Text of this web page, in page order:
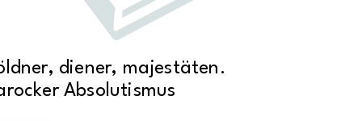
diener, majestäten.
Absolutismus